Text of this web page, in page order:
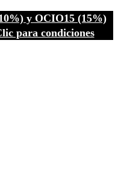
y OCIO15 (15%)
para condiciones